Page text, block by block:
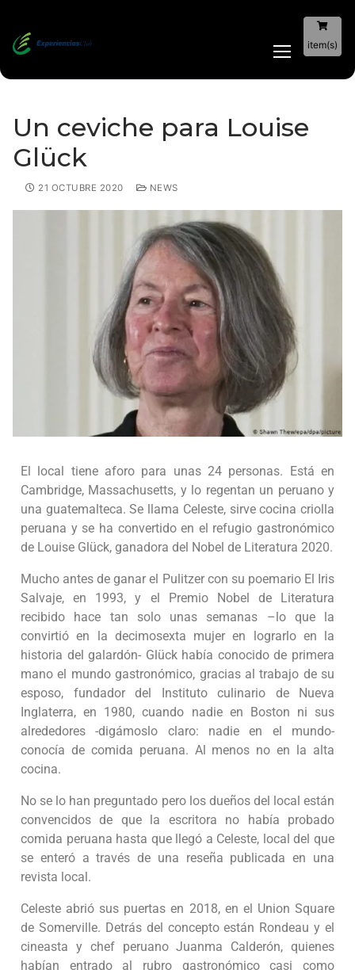
item(s)
Un ceviche para Louise
Glück
21 OCTUBRE 2020 NEWS
El local tiene aforo para unas 24 personas. Está en
Cambridge, Massachusetts, y lo regentan un peruano y
una guatemalteca. Se llama Celeste, sirve cocina criolla
peruana y se ha convertido en el refugio gastronómico
de Louise Glück, ganadora del Nobel de Literatura 2020.
Mucho antes de ganar el Pulitzer con su poemario El Iris
Salvaje, en 1993, y el Premio Nobel de Literatura
recibido hace tan solo unas semanas –lo que la
convirtió en la decimosexta mujer en lograrlo en la
historia del galardón- Glück había conocido de primera
mano el mundo gastronómico, gracias al trabajo de su
esposo, fundador del Instituto culinario de Nueva
Inglaterra, en 1980, cuando nadie en Boston ni sus
alrededores -digámoslo claro: nadie en el mundo-
conocía de comida peruana. Al menos no en la alta
cocina.
No se lo han preguntado pero los dueños del local están
convencidos de que la escritora no había probado
comida peruana hasta que llegó a Celeste, local del que
se enteró a través de una reseña publicada en una
revista local.
Celeste abrió sus puertas en 2018, en el Union Square
de Somerville. Detrás del concepto están Rondeau y el
cineasta y chef peruano Juanma Calderón, quienes
habían entrado al rubro gastronómico casi como